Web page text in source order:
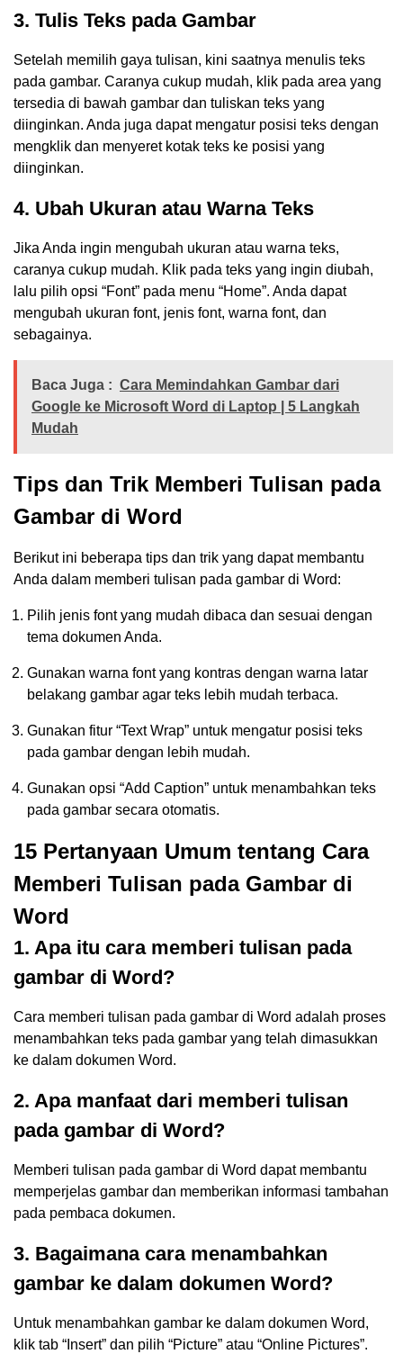
3. Tulis Teks pada Gambar
Setelah memilih gaya tulisan, kini saatnya menulis teks
pada gambar. Caranya cukup mudah, klik pada area yang
tersedia di bawah gambar dan tuliskan teks yang
diinginkan. Anda juga dapat mengatur posisi teks dengan
mengklik dan menyeret kotak teks ke posisi yang
diinginkan.
4. Ubah Ukuran atau Warna Teks
Jika Anda ingin mengubah ukuran atau warna teks,
caranya cukup mudah. Klik pada teks yang ingin diubah,
lalu pilih opsi “Font” pada menu “Home”. Anda dapat
mengubah ukuran font, jenis font, warna font, dan
sebagainya.
Baca Juga : Cara Memindahkan Gambar dari
Google ke Microsoft Word di Laptop | 5 Langkah
Mudah
Tips dan Trik Memberi Tulisan pada
Gambar di Word
Berikut ini beberapa tips dan trik yang dapat membantu
Anda dalam memberi tulisan pada gambar di Word:
Pilih jenis font yang mudah dibaca dan sesuai dengan
tema dokumen Anda.
Gunakan warna font yang kontras dengan warna latar
belakang gambar agar teks lebih mudah terbaca.
Gunakan fitur “Text Wrap” untuk mengatur posisi teks
pada gambar dengan lebih mudah.
Gunakan opsi “Add Caption” untuk menambahkan teks
pada gambar secara otomatis.
15 Pertanyaan Umum tentang Cara
Memberi Tulisan pada Gambar di
Word
1. Apa itu cara memberi tulisan pada
gambar di Word?
Cara memberi tulisan pada gambar di Word adalah proses
menambahkan teks pada gambar yang telah dimasukkan
ke dalam dokumen Word.
2. Apa manfaat dari memberi tulisan
pada gambar di Word?
Memberi tulisan pada gambar di Word dapat membantu
memperjelas gambar dan memberikan informasi tambahan
pada pembaca dokumen.
3. Bagaimana cara menambahkan
gambar ke dalam dokumen Word?
Untuk menambahkan gambar ke dalam dokumen Word,
klik tab “Insert” dan pilih “Picture” atau “Online Pictures”.